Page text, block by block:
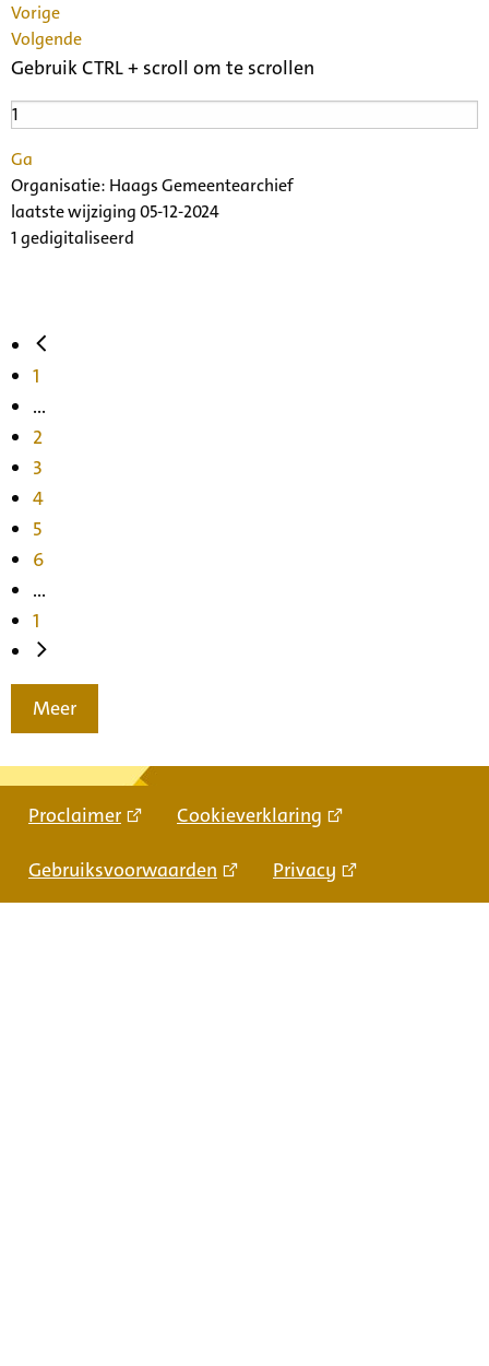
Vorige
Volgende
Gebruik CTRL + scroll om te scrollen
Ga
Organisatie: Haags Gemeentearchief
laatste wijziging 05-12-2024
1 gedigitaliseerd
1
...
2
3
4
5
6
...
1
Meer
Proclaimer Cookieverklaring
Gebruiksvoorwaarden Privacy